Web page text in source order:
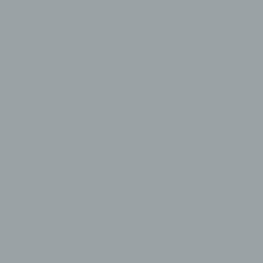
persönliche Aspekte, die sich auf eine natürliche Person
zu bewerten, insbesondere, um Aspekte bezüglich